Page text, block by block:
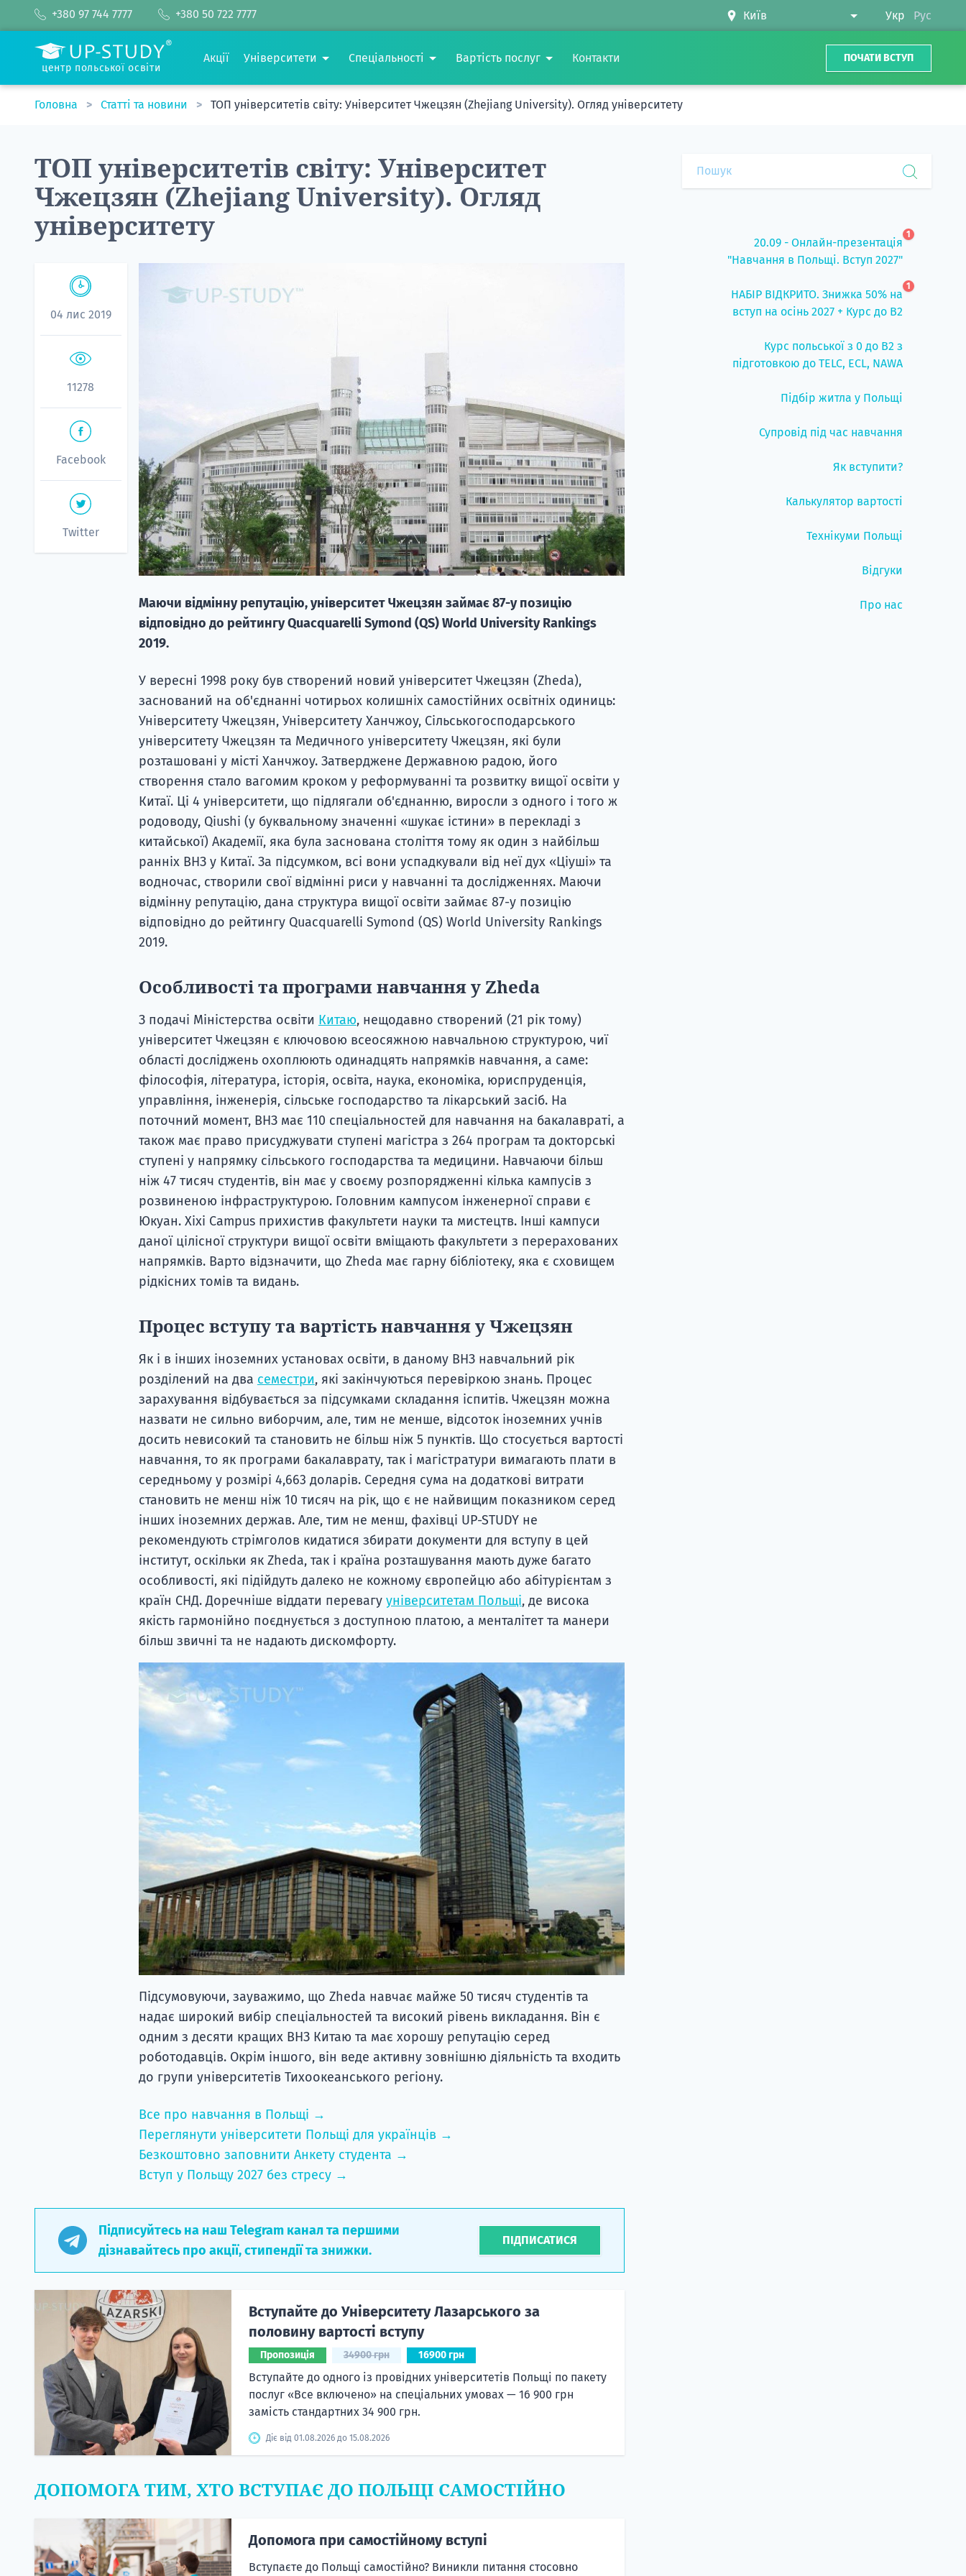
+380 97 744 7777 +380 50 722 7777 Укр Рус
центр польської освіти
Акції Університети Спеціальності Вартість послуг Контакти ПОЧАТИ ВСТУП
Головна Статті та новини ТОП університетів світу: Університет Чжецзян (Zhejiang University). Огляд університету
ТОП університетів світу: Університет
Чжецзян (Zhejiang University). Огляд
університету
04 лис 2019
11278
Facebook
Twitter
Маючи відмінну репутацію, університет Чжецзян займає 87-у позицію
відповідно до рейтингу Quacquarelli Symond (QS) World University Rankings
2019.
У вересні 1998 року був створений новий університет Чжецзян (Zheda),
заснований на об'єднанні чотирьох колишніх самостійних освітніх одиниць:
Університету Чжецзян, Університету Ханчжоу, Сільськогосподарського
університету Чжецзян та Медичного університету Чжецзян, які були
розташовані у місті Ханчжоу. Затверджене Державною радою, його
створення стало вагомим кроком у реформуванні та розвитку вищої освіти у
Китаї. Ці 4 університети, що підлягали об'єднанню, виросли з одного і того ж
родоводу, Qiushi (у буквальному значенні «шукає істини» в перекладі з
китайської) Академії, яка була заснована століття тому як один з найбільш
ранніх ВНЗ у Китаї. За підсумком, всі вони успадкували від неї дух «Ціуші» та
водночас, створили свої відмінні риси у навчанні та дослідженнях. Маючи
відмінну репутацію, дана структура вищої освіти займає 87-у позицію
відповідно до рейтингу Quacquarelli Symond (QS) World University Rankings
2019.
Особливості та програми навчання у Zheda
З подачі Міністерства освіти Китаю, нещодавно створений (21 рік тому)
університет Чжецзян є ключовою всеосяжною навчальною структурою, чиї
області досліджень охоплюють одинадцять напрямків навчання, а саме:
філософія, література, історія, освіта, наука, економіка, юриспруденція,
управління, інженерія, сільське господарство та лікарський засіб. На
поточний момент, ВНЗ має 110 спеціальностей для навчання на бакалавраті, а
також має право присуджувати ступені магістра з 264 програм та докторські
ступені у напрямку сільського господарства та медицини. Навчаючи більш
ніж 47 тисяч студентів, він має у своєму розпорядженні кілька кампусів з
розвиненою інфраструктурою. Головним кампусом інженерної справи є
Юкуан. Xixi Campus прихистив факультети науки та мистецтв. Інші кампуси
даної цілісної структури вищої освіти вміщають факультети з перерахованих
напрямків. Варто відзначити, що Zheda має гарну бібліотеку, яка є сховищем
рідкісних томів та видань.
Процес вступу та вартість навчання у Чжецзян
Як і в інших іноземних установах освіти, в даному ВНЗ навчальний рік
розділений на два семестри, які закінчуються перевіркою знань. Процес
зарахування відбувається за підсумками складання іспитів. Чжецзян можна
назвати не сильно виборчим, але, тим не менше, відсоток іноземних учнів
досить невисокий та становить не більш ніж 5 пунктів. Що стосується вартості
навчання, то як програми бакалаврату, так і магістратури вимагають плати в
середньому у розмірі 4,663 доларів. Середня сума на додаткові витрати
становить не менш ніж 10 тисяч на рік, що є не найвищим показником серед
інших іноземних держав. Але, тим не менш, фахівці UP-STUDY не
рекомендують стрімголов кидатися збирати документи для вступу в цей
інститут, оскільки як Zheda, так і країна розташування мають дуже багато
особливості, які підійдуть далеко не кожному європейцю або абітурієнтам з
країн СНД. Доречніше віддати перевагу університетам Польщі, де висока
якість гармонійно поєднується з доступною платою, а менталітет та манери
більш звичні та не надають дискомфорту.
Підсумовуючи, зауважимо, що Zheda навчає майже 50 тисяч студентів та
надає широкий вибір спеціальностей та високий рівень викладання. Він є
одним з десяти кращих ВНЗ Китаю та має хорошу репутацію серед
роботодавців. Окрім іншого, він веде активну зовнішню діяльність та входить
до групи університетів Тихоокеанського регіону.
Все про навчання в Польщі →
Переглянути університети Польщі для українців →
Безкоштовно заповнити Анкету студента →
Вступ у Польщу 2027 без стресу →
Підписуйтесь на наш Telegram канал та першими
дізнавайтесь про акції, стипендії та знижки.
ПІДПИСАТИСЯ
Вступайте до Університету Лазарського за
половину вартості вступу
Пропозиція 34900 грн 16900 грн
Вступайте до одного із провідних університетів Польщі по пакету
послуг «Все включено» на спеціальних умовах — 16 900 грн
замість стандартних 34 900 грн.
Діє від 01.08.2026 до 15.08.2026
ДОПОМОГА ТИМ, ХТО ВСТУПАЄ ДО ПОЛЬЩІ САМОСТІЙНО
Допомога при самостійному вступі
Вступаєте до Польщі самостійно? Виникли питання стосовно
20.09 - Онлайн-презентація
"Навчання в Польщі. Вступ 2027"
1
НАБІР ВІДКРИТО. Знижка 50% на
вступ на осінь 2027 + Курс до B2
1
Курс польської з 0 до B2 з
підготовкою до TELC, ECL, NAWA
Підбір житла у Польщі
Супровід під час навчання
Як вступити?
Калькулятор вартості
Технікуми Польщі
Відгуки
Про нас